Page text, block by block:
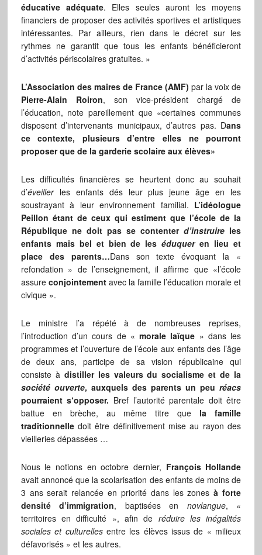
éducative adéquate. Elles seules auront les moyens
financiers de proposer des activités sportives et artistiques
intéressantes. Par ailleurs, rien dans le décret sur les
rythmes ne garantit que tous les enfants bénéficieront
d’activités périscolaires gratuites. »
L’Association des maires de France (AMF)par la voix de
Pierre-Alain Roiron, son vice-président chargé de
l’éducation, note pareillement que «certaines communes
disposent d’intervenants municipaux, d’autres pas. Dans
ce contexte, plusieurs d’entre elles ne pourront
proposer que de la garderie scolaire aux élèves»
Les difficultés financières se heurtent donc au souhait
d’éveillerles enfants dés leur plus jeune âge en les
soustrayant à leur environnement familial. L’idéologue
Peillon étant de ceux qui estiment que l’école de la
République ne doit pas se contenterd’instruire les
enfants mais bel et bien de leséduqueren lieu et
place des parents…Dans son texte évoquant la «
refondation » de l’enseignement, il affirme que «l’école
assure conjointement avec la famille l’éducation morale et
civique ».
Le ministre l’a répété à de nombreuses reprises,
l’introduction d’un cours de «morale laïque » dans les
programmes et l’ouverture de l’école aux enfants des l’âge
de deux ans, participe de sa vision républicaine qui
consiste à distiller les valeurs du socialisme et de la
société ouverte, auxquels des parents un peuréacs
pourraient s‘opposer. Bref l’autorité parentale doit être
battue en brèche, au même titre que la famille
traditionnelledoit être définitivement mise au rayon des
vieilleries dépassées …
Nous le notions en octobre dernier, François Hollande
avait annoncé que la scolarisation des enfants de moins de
3 ans serait relancée en priorité dans les zonesà forte
densité d’immigration, baptisées en novlangue, «
territoires en difficulté », afin de réduire les inégalités
sociales et culturelles entre les élèves issus de « milieux
défavorisés » et les autres.